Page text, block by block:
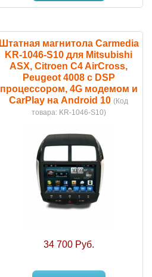
Штатная магнитола Carmedia
KR-1046-S10 для Mitsubishi
ASX, Citroen C4 AirCross,
Peugeot 4008 с DSP
процессором, 4G модемом и
CarPlay на Android 10 (Код
товара: KR-1046-S10)
34 700 Руб.